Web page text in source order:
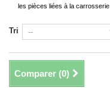
les pièces liées à la
Tri
Comparer (0)